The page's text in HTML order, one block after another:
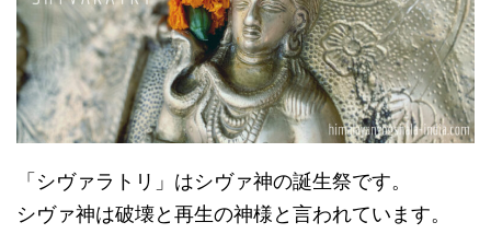
「シヴァラトリ」はシヴァ神の誕生祭です。
シヴァ神は破壊と再生の神様と言われています。